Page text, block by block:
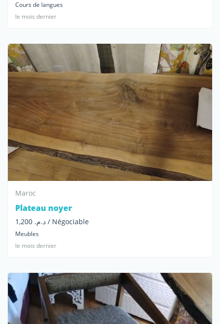
Cours de langues
le mois dernier
Maroc
Plateau noyer
د.م. 1,200 / Négociable
Meubles
le mois dernier